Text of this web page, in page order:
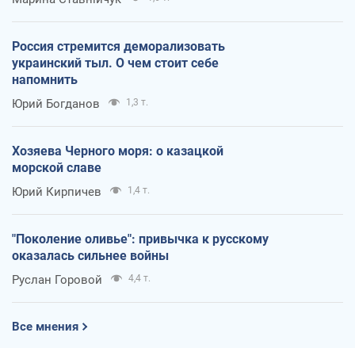
Россия стремится деморализовать
украинский тыл. О чем стоит себе
напомнить
Юрий Богданов 1,3 т.
Хозяева Черного моря: о казацкой
морской славе
Юрий Кирпичев 1,4 т.
"Поколение оливье": привычка к русскому
оказалась сильнее войны
Руслан Горовой 4,4 т.
Все мнения